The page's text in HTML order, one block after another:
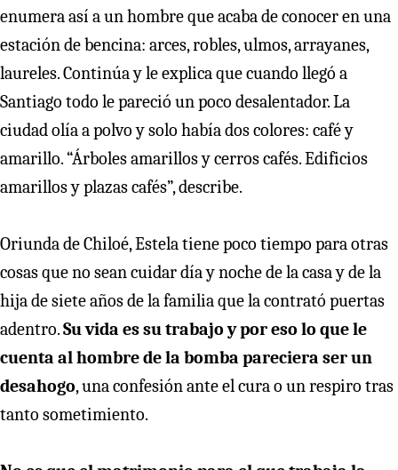
enumera así a un hombre que acaba de conocer en una
estación de bencina: arces, robles, ulmos, arrayanes,
laureles. Continúa y le explica que cuando llegó a
Santiago todo le pareció un poco desalentador. La
ciudad olía a polvo y solo había dos colores: café y
amarillo. “Árboles amarillos y cerros cafés. Edificios
amarillos y plazas cafés”, describe.
Oriunda de Chiloé, Estela tiene poco tiempo para otras
cosas que no sean cuidar día y noche de la casa y de la
hija de siete años de la familia que la contrató puertas
adentro.Su vida es su trabajo y por eso lo que le
cuenta al hombre de la bomba pareciera ser un
desahogo, una confesión ante el cura o un respiro tras
tanto sometimiento.